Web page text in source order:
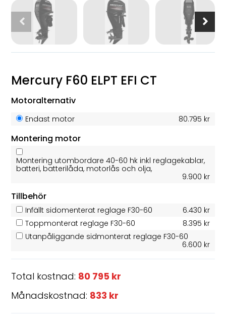
Mercury F60 ELPT EFI CT
Motoralternativ
Endast motor 80.795 kr
Montering motor
Montering utombordare 40-60 hk inkl reglagekablar,
batteri, batterilåda, motorlås och olja,
9.900 kr
Tillbehör
Infällt sidomenterat reglage F30-60
6.430 kr
Toppmonterat reglage F30-60
8.395 kr
Utanpåliggande sidmonterat reglage F30-60
6.600 kr
Total kostnad: 80 795 kr
Månadskostnad: 833 kr